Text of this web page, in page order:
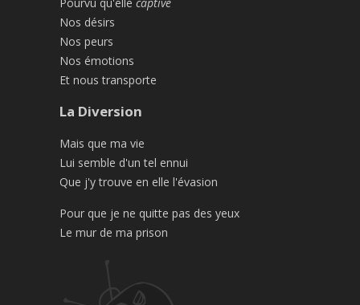
Nos désirs
Nos peurs
Nos émotions
Et nous transporte
La Diversion
Mais que ma vie
Lui semble d'un tel ennui
Que j'y trouve en elle l'évasion
Pour que je ne quitte pas des yeux
Le mur de ma prison